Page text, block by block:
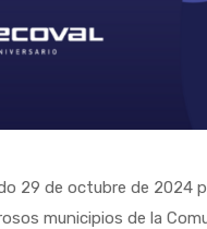
29 de octubre de 2024
municipios de la